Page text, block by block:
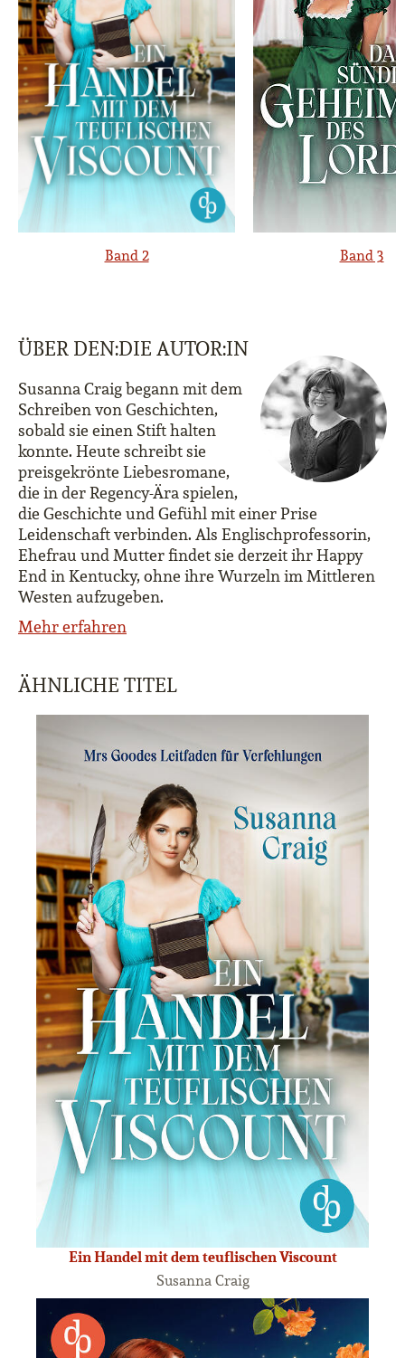
Band 2 Band 3
ÜBER DEN:DIE AUTOR:IN
Susanna Craig begann mit dem
Schreiben von Geschichten,
sobald sie einen Stift halten
konnte. Heute schreibt sie
preisgekrönte Liebesromane,
die in der Regency-Ära spielen,
die Geschichte und Gefühl mit einer Prise
Leidenschaft verbinden. Als Englischprofessorin,
Ehefrau und Mutter findet sie derzeit ihr Happy
End in Kentucky, ohne ihre Wurzeln im Mittleren
Westen aufzugeben.
Mehr erfahren
ÄHNLICHE TITEL
Ein Handel mit dem teuflischen Viscount
Susanna Craig